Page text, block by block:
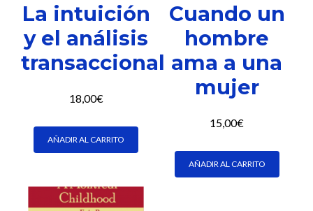
La intuición
y el análisis
transaccional
18,00€
AÑADIR AL CARRITO
Cuando un
hombre
ama a una
mujer
15,00€
AÑADIR AL CARRITO